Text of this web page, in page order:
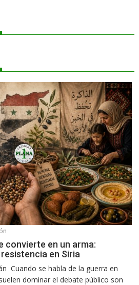
convierte en un arma:
en Siria
Cuando se habla de la guerra en
dominar el debate público son